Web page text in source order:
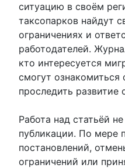
ситуацию в своём
таксопарков найдут
ограничениях и
работодателей.
кто интересуется
смогут ознакомиться
проследить развитие
Работа над статьёй
публикации. По мере
постановлений,
ограничений или